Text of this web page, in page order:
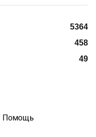
5364
458
49
Помощь